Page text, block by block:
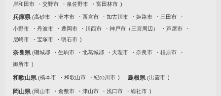
岸和田市
交野市 泉佐野市 富田林市
兵庫県 高砂市 洲本市 西宮市 加古川市 姫路市
三田市
小野市
丹波市 豊岡市 川西市 神戸市（三宮周辺）
芦屋市
尼崎市
宝塚市 明石市
奈良県 磯城郡 生駒市 北葛城郡 天理市 奈良市
橿原市
御所市
和歌山県 橋本市 和歌山市 紀の川市 島根県 出雲市
岡山県 岡山市 倉敷市 津山市 浅口市 総社市